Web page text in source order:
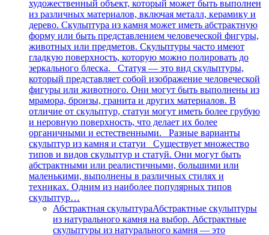
художественный объект, который может быть выполнен
из различных материалов, включая металл, керамику и
дерево. Скульптура из камня может иметь абстрактную
форму или быть представлением человеческой фигуры,
животных или предметов. Скульптуры часто имеют
гладкую поверхность, которую можно полировать до
зеркального блеска. Статуя — это вид скульптуры,
который представляет собой изображение человеческой
фигуры или животного. Они могут быть выполнены из
мрамора, бронзы, гранита и других материалов. В
отличие от скульптур, статуи могут иметь более грубую
и неровную поверхность, что делает их более
органичными и естественными. Разные варианты
скульптур из камня и статуи Существует множество
типов и видов скульптур и статуй. Они могут быть
абстрактными или реалистичными, большими или
маленькими, выполнены в различных стилях и
техниках. Одним из наиболее популярных типов
скульптур…
Абстрактная скульптураАбстрактные скульптуры
из натурального камня на выбор. Абстрактные
скульптуры из натурального камня — это